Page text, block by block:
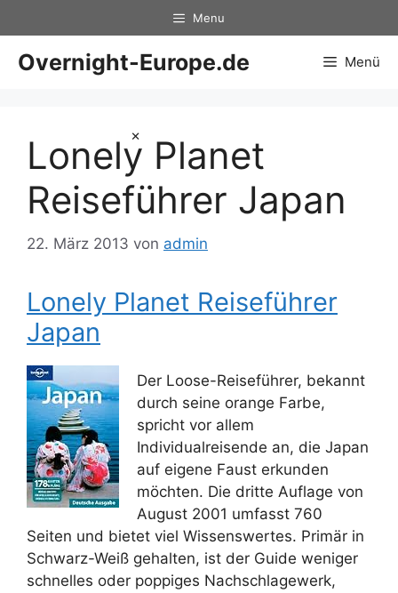
×
Inhalt
springen
Menu
Overnight-Europe.de Menü
Lonely Planet
Reiseführer Japan
22. März 2013 von admin
Lonely Planet Reiseführer
Japan
Der Loose-Reiseführer, bekannt
durch seine orange Farbe,
spricht vor allem
Individualreisende an, die Japan
auf eigene Faust erkunden
möchten. Die dritte Auflage von
August 2001 umfasst 760
Seiten und bietet viel Wissenswertes. Primär in
Schwarz-Weiß gehalten, ist der Guide weniger
schnelles oder poppiges Nachschlagewerk,